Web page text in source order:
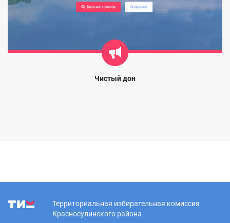
Чистый дон
Территориальная избирательная комиссия
Красносулинского района